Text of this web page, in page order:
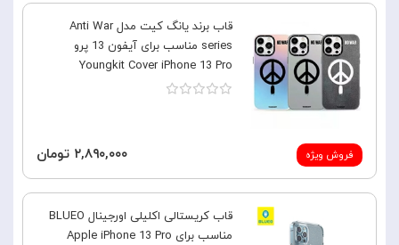
فروش ویژه
قاب برند یانگ کیت مدل Anti War
series مناسب برای آیفون 13 پرو
Youngkit Cover iPhone 13 Pro
۲,۸۹۰,۰۰۰ تومان
قاب کریستالی اکلیلی اورجینال BLUEO
مناسب برای Apple iPhone 13 Pro